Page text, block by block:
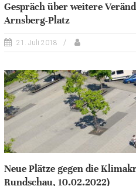
Gespräch über weitere
Arnsberg-Platz
21. Juli 2018
Neue Plätze gegen die
Rundschau, 10.02.2022)